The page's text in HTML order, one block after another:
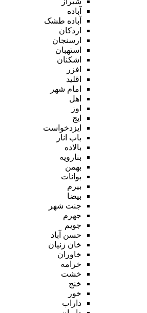
آباده
آباده طشک
اردکان
ارسنجان
استهبان
اشکنان
افزر
اقلید
امام شهر
اهل
اوز
ایج
ایزدخواست
باب انار
بالاده
بنارویه
بهمن
بوانات
بیرم
بیضا
جنت شهر
جهرم
جویم
حسن آباد
خان زنیان
خاوران
خرامه
خشت
خنج
خور
داراب